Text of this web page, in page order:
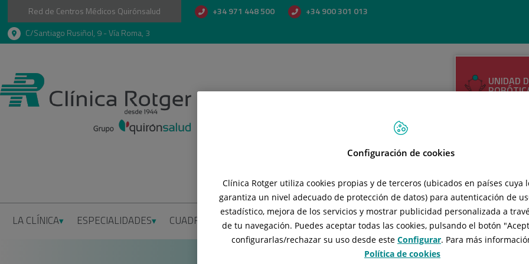
Red de Centros Médicos Quirónsalud +34 971 448 500
+34 900 301 013
C/Santiago Rusiñol, 9 - Vía Roma, 3
UNIDAD
OLABE
LA CLÍNICA ESPECIALIDADES CUADRO MÉDICO INFORMACIÓN AL PACIENTE ÁREA DIAGNÓSTICA Y
Configuración de cookies
Clínica Rotger utiliza cookies propias y de terceros (ubicados en países cuya
garantiza un nivel adecuado de protección de datos) para autenticación de
estadístico, mejora de los servicios y mostrar publicidad personalizada a
de tu navegación. Puedes aceptar todas las cookies, pulsando el botón "
configurarlas/rechazar su uso desde este Configurar. Para más
Política de cookies